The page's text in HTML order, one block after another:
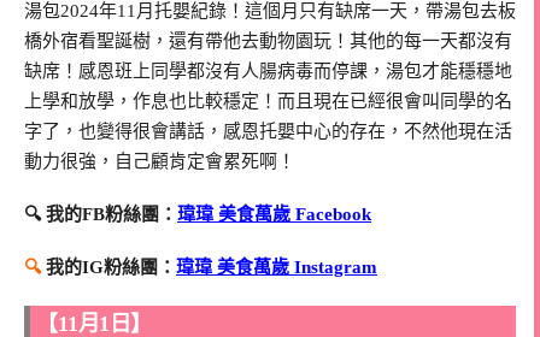
湯包2024年11月托嬰紀錄！這個月只有缺席一天，帶湯包去板
橋外宿看聖誕樹，還有帶他去動物園玩！其他的每一天都沒有
缺席！感恩班上同學都沒有人腸病毒而停課，湯包才能穩穩地
上學和放學，作息也比較穩定！而且現在已經很會叫同學的名
字了，也變得很會講話，感恩托嬰中心的存在，不然他現在活
動力很強，自己顧肯定會累死啊！
🔍 我的FB粉絲團： 瑋瑋 美食萬歲 Facebook
🔍我的IG粉絲團： 瑋瑋 美食萬歲 Instagram
【11月1日】